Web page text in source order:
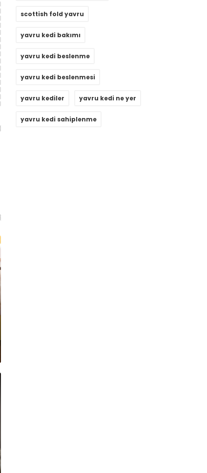
scottish fold yavru
yavru kedi bakımı
yavru kedi beslenme
yavru kedi beslenmesi
yavru kediler yavru kedi ne yer
yavru kedi sahiplenme